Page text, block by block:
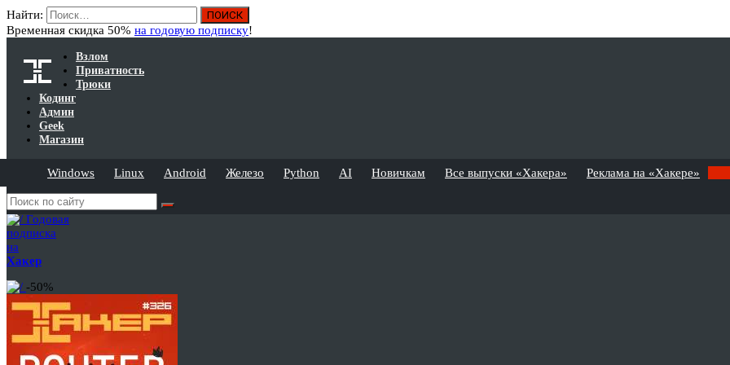
Найти:
Временная скидка 50% на годовую подписку!
Взлом
Приватность
Трюки
Кодинг
Админ
Geek
Магазин
Windows Linux Android Железо Python AI Новичкам Все выпуски «Хакера» Реклама на «Хакере»
Годовая
подписка
на
Хакер
-50%